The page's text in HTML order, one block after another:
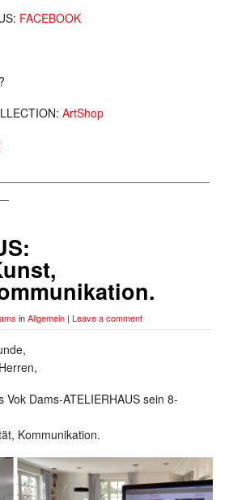
FACEBOOK
ArtShop
inAllgemein | Leave a comment
Dams-ATELIERHAUS sein 8-
Kommunikation.